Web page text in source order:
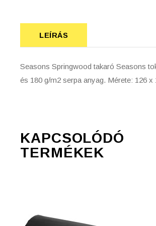
LEÍRÁS
Seasons Springwood takaró Seasons
és 180 g/m2 serpa anyag. Mérete: 126 x
KAPCSOLÓDÓ
TERMÉKEK